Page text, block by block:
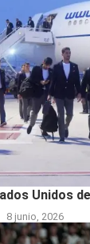
Unidos
8 junio, 2026